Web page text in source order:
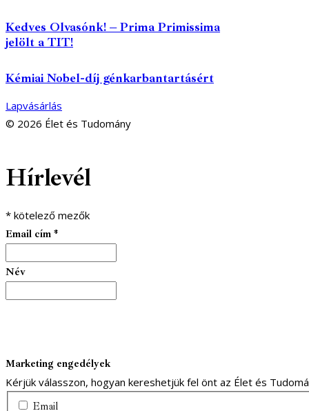
Kedves Olvasónk! – Prima Primissima
jelölt a TIT!
Kémiai Nobel-díj génkarbantartásért
Lapvásárlás
© 2026 Élet és Tudomány
Hírlevél
* kötelező mezők
Email cím *
Név
Marketing engedélyek
Kérjük válasszon, hogyan kereshetjük fel önt az Élet és
Email